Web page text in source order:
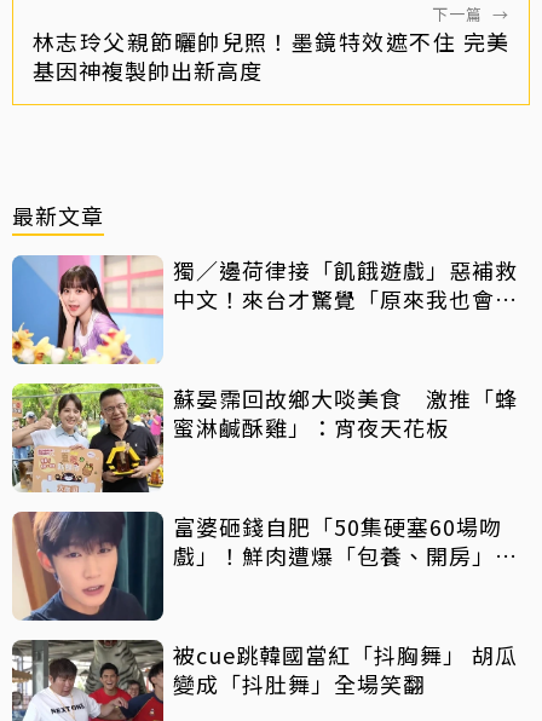
下一篇 →
林志玲父親節曬帥兒照！墨鏡特效遮不住 完美
基因神複製帥出新高度
最新文章
獨／邊荷律接「飢餓遊戲」惡補救
中文！來台才驚覺「原來我也會
蘇晏霈回故鄉大啖美食 激推「蜂
蜜淋鹹酥雞」：宵夜天花板
富婆砸錢自肥「50集硬塞60場吻
戲」！鮮肉遭爆「包養、開房」全
被cue跳韓國當紅「抖胸舞」 胡瓜
變成「抖肚舞」全場笑翻